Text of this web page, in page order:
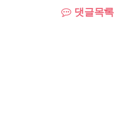
댓글목록